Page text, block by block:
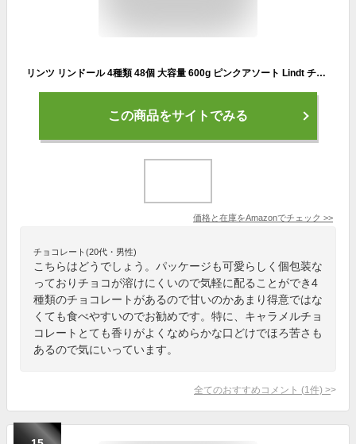
リンツ リンドール 4種類 48個 大容量 600g ピンクアソート Lindt チョコレート お菓子 人気 個包装
この商品をサイトでみる
価格と在庫をAmazonでチェック >>
チョコレート(20代・男性)
こちらはどうでしょう。パッケージも可愛らしく個包装な
っておりチョコが溶けにくいので気軽に配ることができ4
種類のチョコレートがあるので甘いのかあまり得意ではな
くても食べやすいのでお勧めです。特に、キャラメルチョ
コレートとても香りがよくなめらかな口どけでほろ苦さも
あるので気にいっています。
全てのおすすめコメント (1 件) >